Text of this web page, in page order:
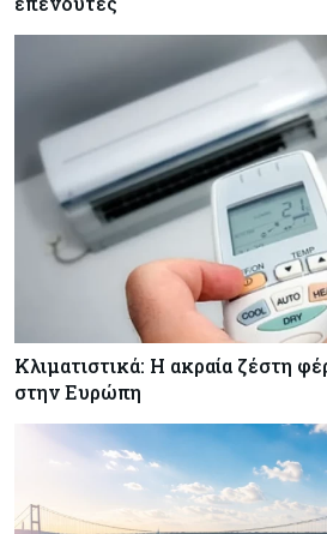
Οι πυρκαγιές κατακαίνε
ζημιές δεν είναι
Κόσμος
Γιατί οι κεντρικές
να «παίξουν μπάλα»
Κλιματιστικά: Η ακραία ζέστη
στην Ευρώπη